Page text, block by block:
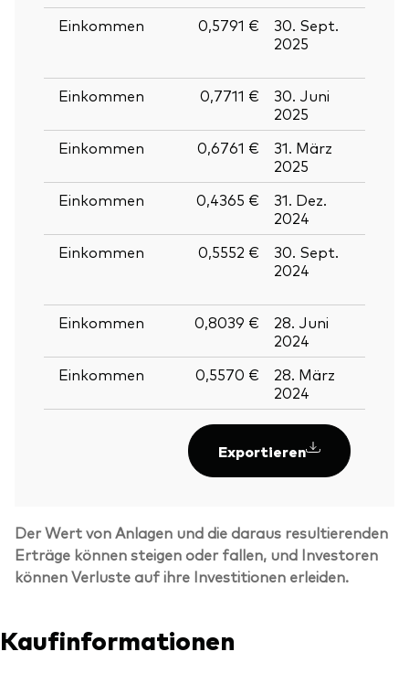
Einkommen
0,5791 €
30. Sept.
2025
Einkommen
0,7711 €
30. Juni
2025
Einkommen
0,6761 €
31. März
2025
Einkommen
0,4365 €
31. Dez.
2024
Einkommen
0,5552 €
30. Sept.
2024
Einkommen
0,8039 €
28. Juni
2024
Einkommen
0,5570 €
28. März
2024
Exportieren
Der Wert von Anlagen und die daraus resultierenden
Erträge können steigen oder fallen, und Investoren
können Verluste auf ihre Investitionen erleiden.
Kaufinformationen